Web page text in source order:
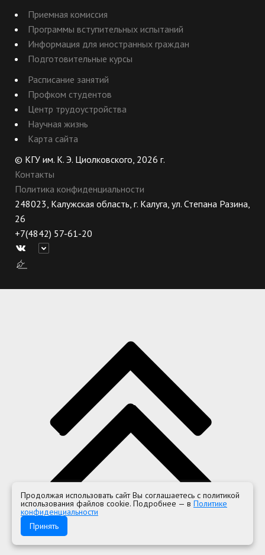
Приемная комиссия
Программы вступительных испытаний
Информация для иностранных граждан
Подготовительные курсы
Расписание занятий
Профком студентов
Центр трудоустройства
Научная жизнь
Карта сайта
© КГУ им. К. Э. Циолковского, 2026 г.
Контакты
Политика конфиденциальности
248023, Калужская область, г. Калуга, ул. Степана Разина,
26
+7(4842) 57-61-20
Продолжая использовать сайт Вы соглашаетесь с политикой
использования файлов cookie. Подробнее — в Политике
конфиденциальности
Принять